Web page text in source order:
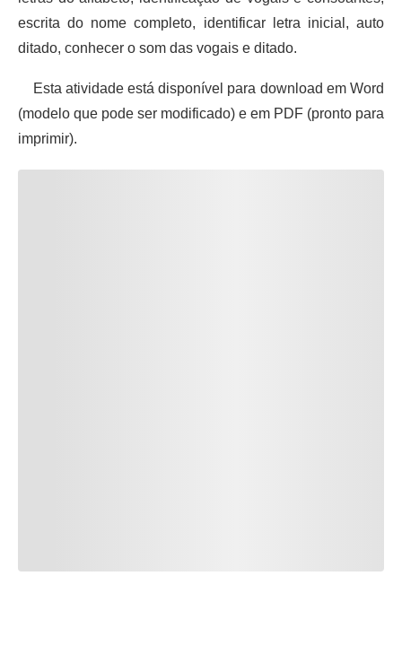
escrita do nome completo, identificar letra inicial, auto
ditado, conhecer o som das vogais e ditado.
Esta atividade está disponível para download em Word
(modelo que pode ser modificado) e em PDF (pronto para
imprimir).